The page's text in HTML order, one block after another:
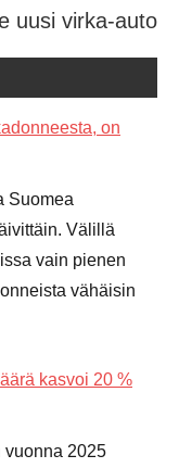
uusi virka-auto
on
Suomea
Välillä
vain pienen
vähäisin
kasvoi 20 %
vuonna 2025